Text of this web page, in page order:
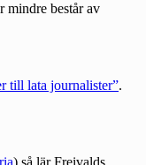
mindre består av
till lata journalister”.